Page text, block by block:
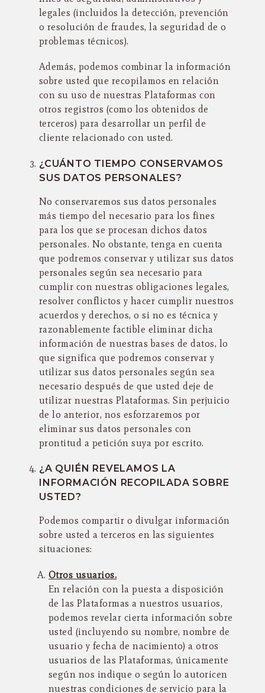
legales (incluidos la detección, prevención
o resolución de fraudes, la seguridad de o
problemas técnicos).
Además, podemos combinar la información
sobre usted que recopilamos en relación
con su uso de nuestras Plataformas con
otros registros (como los obtenidos de
terceros) para desarrollar un perfil de
cliente relacionado con usted.
¿CUÁNTO TIEMPO CONSERVAMOS
SUS DATOS PERSONALES?
No conservaremos sus datos personales
más tiempo del necesario para los fines
para los que se procesan dichos datos
personales. No obstante, tenga en cuenta
que podremos conservar y utilizar sus datos
personales según sea necesario para
cumplir con nuestras obligaciones legales,
resolver conflictos y hacer cumplir nuestros
acuerdos y derechos, o si no es técnica y
razonablemente factible eliminar dicha
información de nuestras bases de datos, lo
que significa que podremos conservar y
utilizar sus datos personales según sea
necesario después de que usted deje de
utilizar nuestras Plataformas. Sin perjuicio
de lo anterior, nos esforzaremos por
eliminar sus datos personales con
prontitud a petición suya por escrito.
¿A QUIÉN REVELAMOS LA
INFORMACIÓN RECOPILADA SOBRE
USTED?
Podemos compartir o divulgar información
sobre usted a terceros en las siguientes
situaciones:
Otros usuarios.
En relación con la puesta a disposición
de las Plataformas a nuestros usuarios,
podemos revelar cierta información sobre
usted (incluyendo su nombre, nombre de
usuario y fecha de nacimiento) a otros
usuarios de las Plataformas, únicamente
según nos indique o según lo autoricen
nuestras condiciones de servicio para la